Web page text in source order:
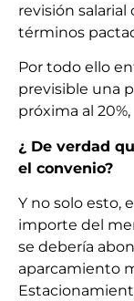
revisión
términos
Por todo ello
previsible una
próxima al 20%,
¿ De verdad
el convenio?
Y no solo esto,
importe del
se debería
aparcamiento